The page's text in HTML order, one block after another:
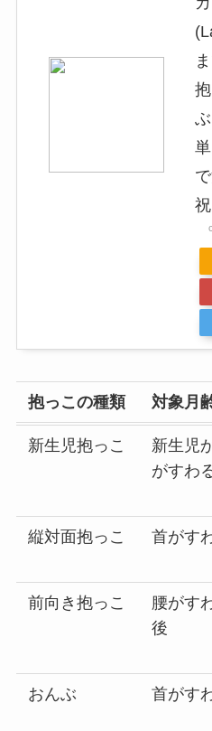
抱っこの種類 対象月
新生児抱っこ
新生児
がすわ
縦対面抱っこ 首がす
前向き抱っこ
腰がす
後
おんぶ 首がす